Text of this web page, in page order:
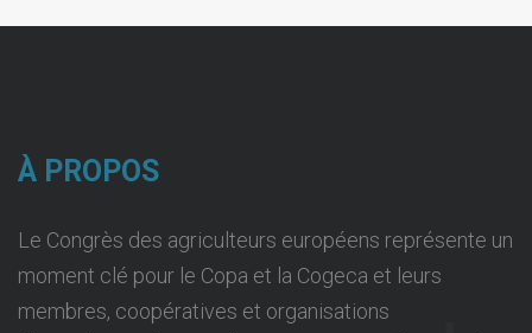
À PROPOS
Le Congrès des agriculteurs européens représente un
moment clé pour le Copa et la Cogeca et leurs
membres, coopératives et organisations